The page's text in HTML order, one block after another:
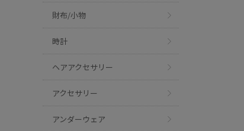
財布/小物
時計
ヘアアクセサリー
アクセサリー
アンダーウェア